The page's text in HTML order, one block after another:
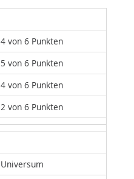
4 von 6 Punkten
5 von 6 Punkten
4 von 6 Punkten
2 von 6 Punkten
Universum